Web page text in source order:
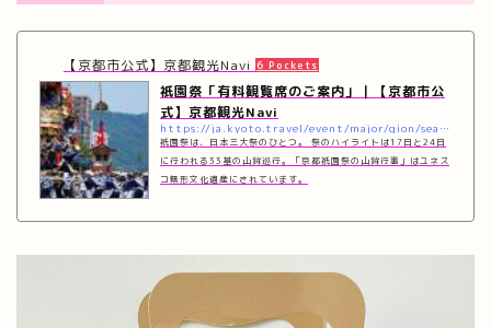
【京都市公式】京都観光Navi 6 Pockets
祇園祭「有料観覧席のご案内」｜【京都市公
式】京都観光Navi
https://ja.kyoto.travel/event/major/gion/seat.php
祇園祭は、日本三大祭のひとつ。 祭のハイライトは17日と24日
に行われる33基の山鉾巡行。「京都祇園祭の山鉾行事」はユネス
コ無形文化遺産にされています。